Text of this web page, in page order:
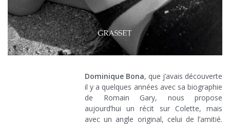
Dominique Bona, que j’avais découverte
il y a quelques années avec sa biographie
de Romain Gary, nous propose
aujourd’hui un récit sur Colette, mais
avec un angle original, celui de l’amitié.